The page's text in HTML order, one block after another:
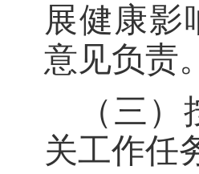
展健康影
意见负责。
（ 三）
关工作任